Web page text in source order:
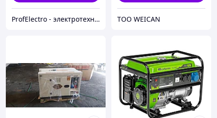
ProfElectro - электротехническое оборудование ТОО WEICAN